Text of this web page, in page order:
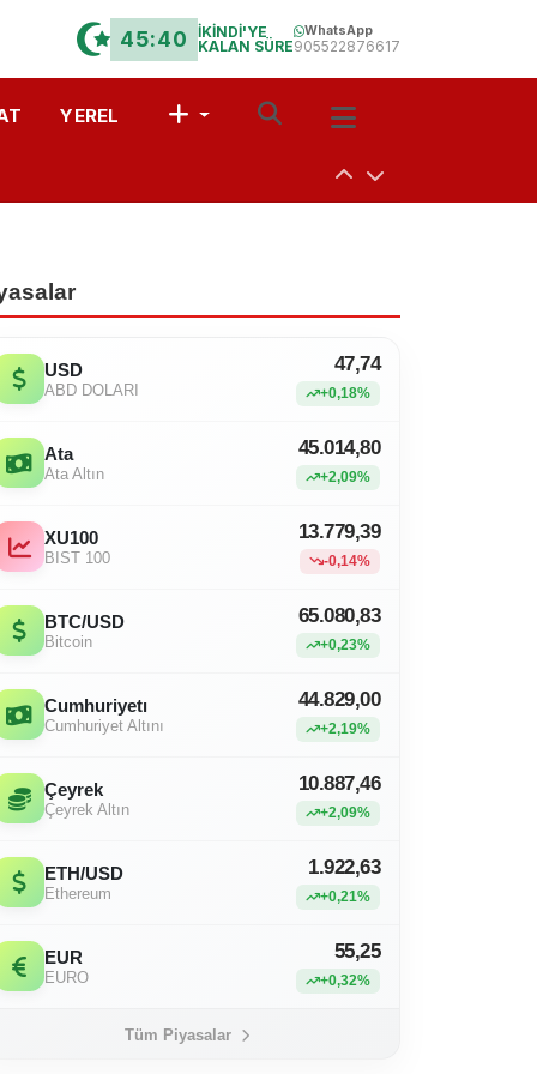
45:40
İKİNDİ'YE
KALAN SÜRE
WhatsApp
905522876617
YEREL
Münazarası
USD
ABD DOLARI
47,74
+0,18%
Ata
Ata Altın
45.014,80
+2,09%
XU100
BIST 100
13.779,39
-0,14%
BTC/USD
Bitcoin
65.080,83
+0,23%
Cumhuriyetı
Cumhuriyet Altını
44.829,00
+2,19%
Çeyrek
Çeyrek Altın
10.887,46
+2,09%
ETH/USD
Ethereum
1.922,63
+0,21%
EUR
EURO
55,25
+0,32%
Tüm Piyasalar